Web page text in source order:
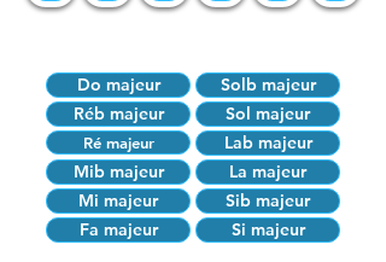
Do majeur
Solb majeur
Réb majeur
Sol majeur
Ré majeur
Lab majeur
Mib majeur
La majeur
Mi majeur
Sib majeur
Fa majeur
Si majeur